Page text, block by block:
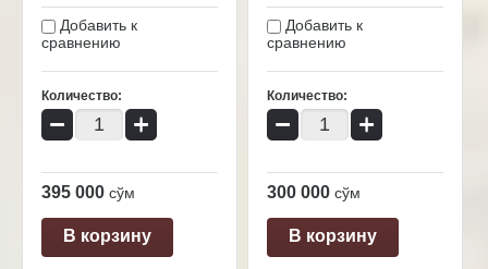
Добавить к
сравнению
Количество:
− +
395 000 сўм
В корзину
Добавить к
сравнению
Количество:
− +
300 000 сўм
В корзину